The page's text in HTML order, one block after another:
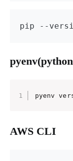
pip --
pyenv
AWS CLI